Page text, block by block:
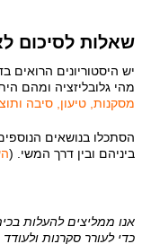
שאלות לסיכום
יש היסטוריונים הרואים
מהי גלובליזציה ומהם
מסקנות, טיעון, סיבה
הסתכלו בנושאים
ביניהם ובין דרך המשי. (
אנו ממליצים להעלות
כדי לעורר סקרנות